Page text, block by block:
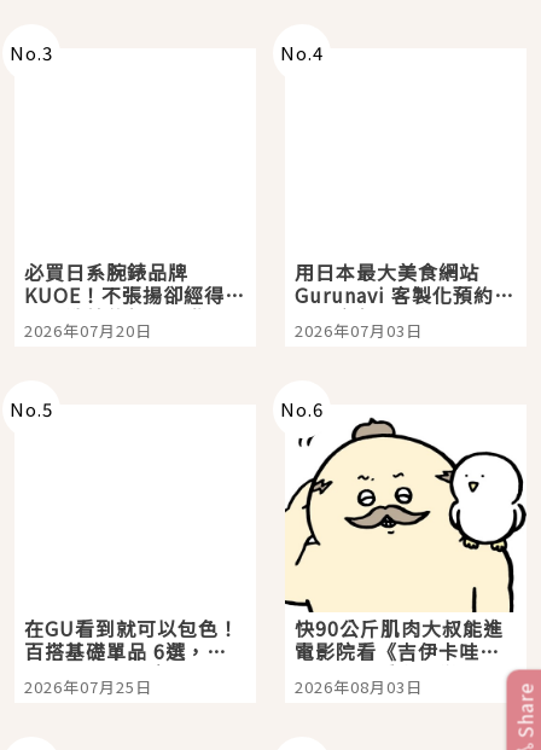
No.3
必買日系腕錶品牌
KUOE！不張揚卻經得起
時間洗鍊的經典之作五
選
2026年07月20日
No.4
用日本最大美食網站
Gurunavi 客製化預約九
大都市餐廳，打造專屬
美食體驗！
2026年07月03日
No.5
在GU看到就可以包色！
百搭基礎單品 6選，閉
眼全收也不心疼
2026年07月25日
No.6
快90公斤肌肉大叔能進
電影院看《吉伊卡哇》
嗎？日本重金屬樂團
「打首」會長與nagano
2026年08月03日 Share